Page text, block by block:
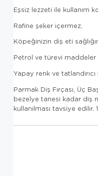
Eşsiz lezzeti ile kullanım
Rafine şeker içermez.
Köpeğinizin diş eti
Petrol ve türevi maddeler
Yapay renk ve
Parmak Diş Fırçası, Üç
bezelye tanesi kadar diş
kullanılması tavsiye